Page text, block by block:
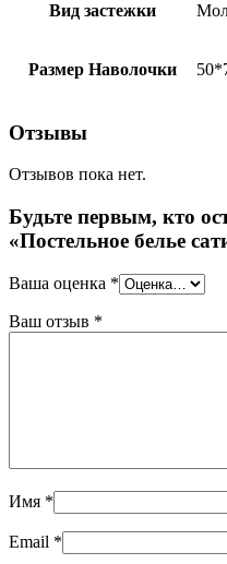
Вид застежки
Размер Наволочки
Отзывы
Отзывов пока нет.
Будьте первым, кто
«Постельное белье
Ваша оценка *
Ваш отзыв *
Имя *
Email *